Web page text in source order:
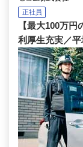
正社員
【最大100万
利厚生充実／